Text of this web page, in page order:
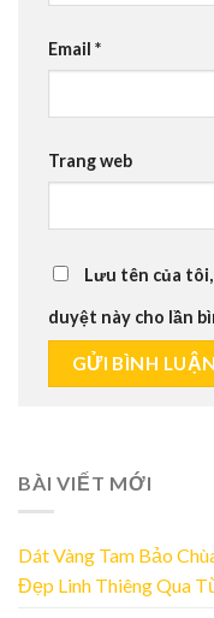
Email *
Trang web
Lưu tên của
duyệt này cho lần
BÀI VIẾT MỚI
Dát Vàng Tam Bảo
Đẹp Linh Thiêng Qua